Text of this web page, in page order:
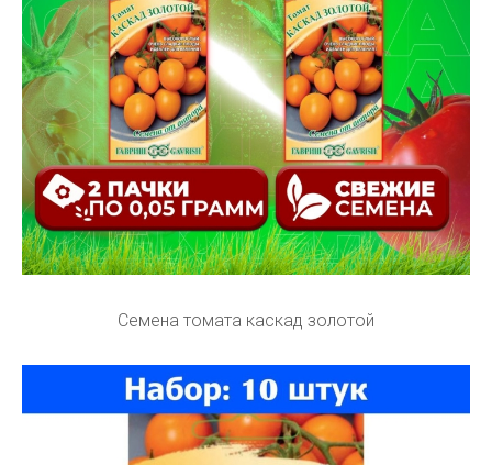
Семена томата каскад золотой